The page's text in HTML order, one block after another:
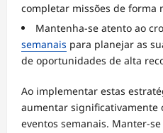
completar missões de forma
Mantenha-se atento ao
semanais para planejar as
de oportunidades de alta
Ao implementar estas
aumentar significativamente
eventos semanais. Manter-